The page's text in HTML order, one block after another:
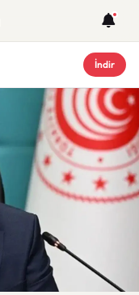
İndir